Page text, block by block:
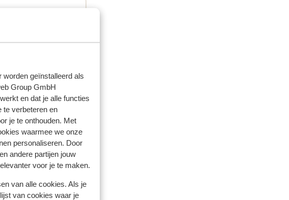
worden geïnstalleerd als
Group GmbH
en dat je alle functies
te verbeteren en
je te onthouden. Met
waarmee we onze
personaliseren. Door
andere partijen jouw
voor je te maken.
van alle cookies. Als je
van cookies waar je
door met partner
12 mei 2026
voor ons
strand met
bedjes en plek.
voor ons
strand met
bedjes en plek.